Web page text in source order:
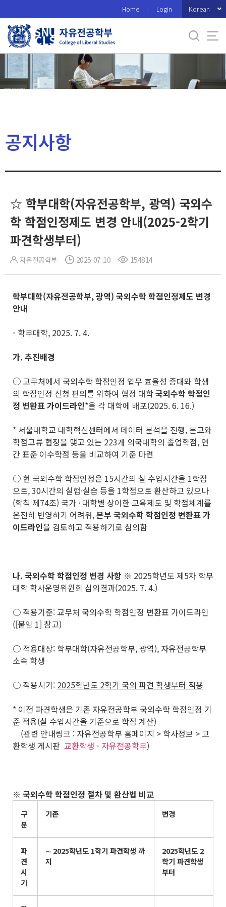
로
메
Home Login Korean
공지사항
☆ 학부대학(자유전공학부, 광역) 국외수
학 학점인정제도 변경 안내(2025-2학기
파견학생부터)
자유전공학부 2025-07-10 154814
학부대학(자유전공학부,광역) 국외수학 학점인정제도 변경
안내
- 학부대학, 2025. 7. 4.
가. 추진배경
○교무처에서 국외수학 학점인정 업무 효율성 증대와 학생
의 학점인정 신청 편의를 위하여 협정 대학국외수학 학점인
정 변환표 가이드라인*을 각 대학에 배포(2025. 6. 16.)
* 서울대학교 대학혁신센터에서 데이터 분석을 진행, 본교와
학점교류 협정을 맺고 있는 223개 외국대학의 졸업학점, 연
간 표준 이수학점 등을 비교하여 기준 마련
○ 현 국외수학 학점인정은 15시간의 실 수업시간을 1학점
으로, 30시간의 실험·실습 등을 1학점으로 환산하고 있으나
(학칙 제74조) 국가 · 대학별 상이한 교육제도 및 학점체계를
온전히 반영하기 어려워,본부 국외수학 학점인정 변환표 가
이드라인을 검토하고 적용하기로 심의함
나. 국외수학 학점인정 변경 사항 ※ 2025학년도 제5차 학부
대학 학사운영위원회 심의결과(2025. 7. 4.)
○ 적용기준: 교무처 국외수학 학점인정 변환표 가이드라인
([붙임 1] 참고)
○ 적용대상: 학부대학(자유전공학부, 광역), 자유전공학부
소속 학생
○ 적용시기: 2025학년도 2학기 국외 파견 학생부터 적용
* 이전 파견학생은 기존 자유전공학부 국외수학 학점인정 기
준 적용(실 수업시간을 기준으로 학점 계산)
(관련 안내링크 : 자유전공학부 홈페이지 > 학사정보 > 교
환학생 게시판 교환학생 - 자유전공학부)
※ 국외수학 학점인정 절차 및 환산법 비교
구
분
기존 변경
파
견
시
기
∼ 2025학년도 1학기 파견학생 까
지
2025학년도 2
학기 파견학생
부터